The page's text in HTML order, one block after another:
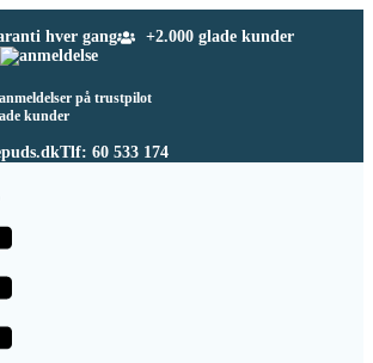
hver gang
+2.000 glade kunder
kunder
Tlf: 60 533 174